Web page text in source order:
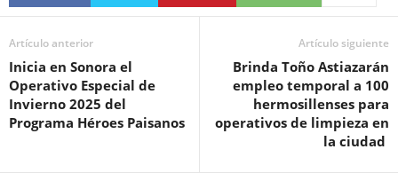
Artículo anterior
Inicia en Sonora el
Operativo Especial de
Invierno 2025 del
Programa Héroes Paisanos
Artículo siguiente
Brinda Toño Astiazarán
empleo temporal a 100
hermosillenses para
operativos de limpieza en
la ciudad